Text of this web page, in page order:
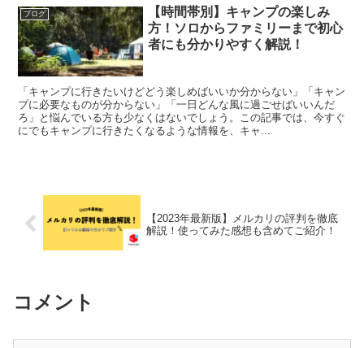
ブログ
【時間帯別】キャンプの楽しみ
方！ソロからファミリーまで初心
者にも分かりやすく解説！
「キャンプに行きたいけどどう楽しめばいいか分からない」「キャン
プに必要なものが分からない」「一日どんな風に過ごせばいいんだ
ろ」と悩んでいる方も少なくはないでしょう。この記事では、今すぐ
にでもキャンプに行きたくなるような情報を、キャ...
【2023年最新版】メルカリの評判を徹底
解説！使ってみた感想も含めてご紹介！
コメント